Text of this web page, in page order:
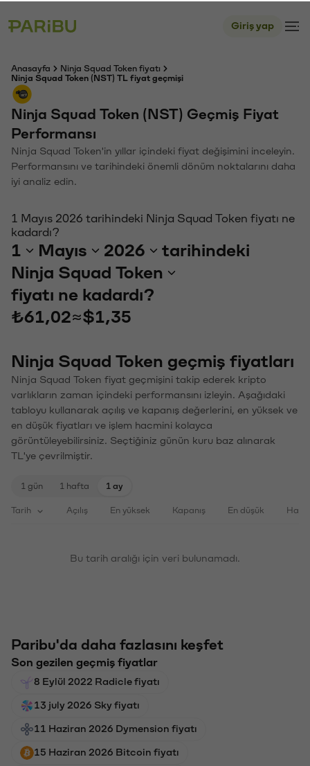
Giriş yap
Anasayfa
Ninja Squad Token fiyatı
Ninja Squad Token (NST) TL fiyat geçmişi
Ninja Squad Token (NST) Geçmiş Fiyat
Performansı
Ninja Squad Token'in yıllar içindeki fiyat değişimini inceleyin.
Performansını ve tarihindeki önemli dönüm noktalarını daha
iyi analiz edin.
1 Mayıs 2026 tarihindeki Ninja Squad Token fiyatı ne
kadardı?
1 Mayıs 2026
tarihindeki
Ninja Squad Token
fiyatı ne kadardı?
₺61,02≈$1,35
Ninja Squad Token geçmiş fiyatları
Ninja Squad Token fiyat geçmişini takip ederek kripto
varlıkların zaman içindeki performansını izleyin. Aşağıdaki
tabloyu kullanarak açılış ve kapanış değerlerini, en yüksek ve
en düşük fiyatları ve işlem hacmini kolayca
görüntüleyebilirsiniz. Seçtiğiniz günün kuru baz alınarak
TL'ye çevrilmiştir.
1 gün 1 hafta 1 ay
Tarih Açılış En yüksek Kapanış En düşük
Bu tarih aralığı için veri bulunamadı.
Paribu'da daha fazlasını keşfet
Son gezilen geçmiş fiyatlar
8 Eylül 2022 Radicle fiyatı
13 july 2026 Sky fiyatı
11 Haziran 2026 Dymension fiyatı
15 Haziran 2026 Bitcoin fiyatı